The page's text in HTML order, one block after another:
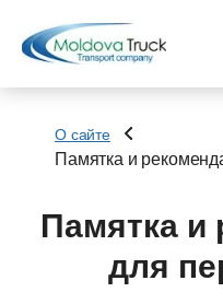
Перевозки
О сайте
Памятка и
Памятка и
для